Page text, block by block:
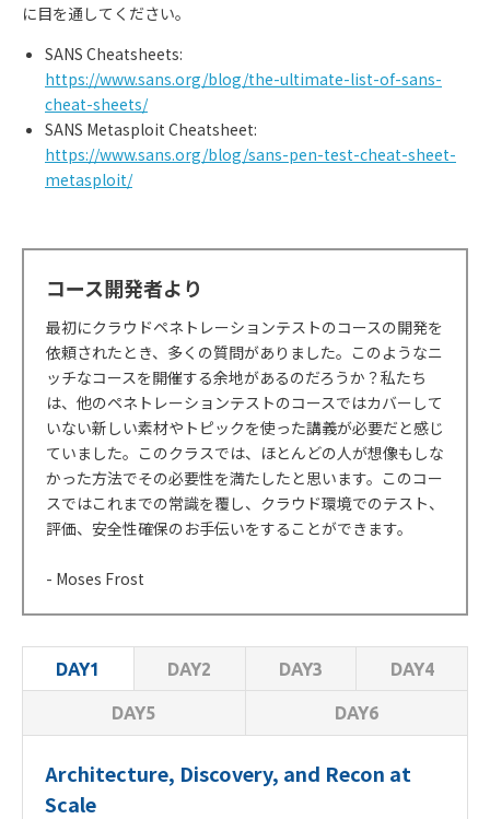
に目を通してください。
SANS Cheatsheets:
https://www.sans.org/blog/the-ultimate-list-of-sans-
cheat-sheets/
SANS Metasploit Cheatsheet:
https://www.sans.org/blog/sans-pen-test-cheat-sheet-
metasploit/
コース開発者より
最初にクラウドペネトレーションテストのコースの開発を
依頼されたとき、多くの質問がありました。このようなニ
ッチなコースを開催する余地があるのだろうか？私たち
は、他のペネトレーションテストのコースではカバーして
いない新しい素材やトピックを使った講義が必要だと感じ
ていました。このクラスでは、ほとんどの人が想像もしな
かった方法でその必要性を満たしたと思います。このコー
スではこれまでの常識を覆し、クラウド環境でのテスト、
評価、安全性確保のお手伝いをすることができます。
- Moses Frost
DAY1 DAY2 DAY3 DAY4
DAY5 DAY6
Architecture, Discovery, and Recon at
Scale